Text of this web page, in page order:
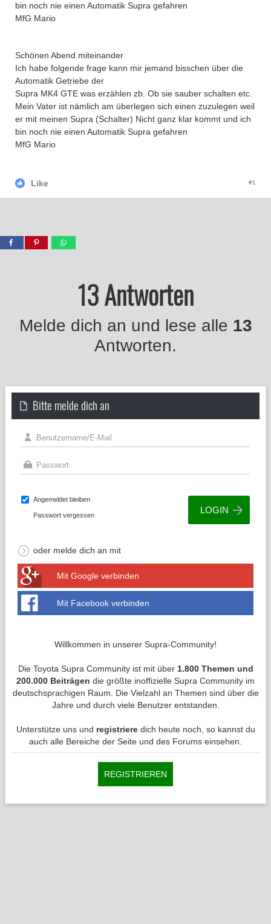
bin noch nie einen Automatik Supra gefahren
MfG Mario
Schönen Abend miteinander
Ich habe folgende frage kann mir jemand bisschen über die
Automatik Getriebe der
Supra MK4 GTE was erzählen zb. Ob sie sauber schalten etc.
Mein Vater ist nämlich am überlegen sich einen zuzulegen weil
er mit meinen Supra (Schalter) Nicht ganz klar kommt und ich
bin noch nie einen Automatik Supra gefahren
MfG Mario
Like #1
13 Antworten
Melde dich an und lese alle 13
Antworten.
Bitte melde dich an
Angemeldet bleiben
Passwort vergessen
oder melde dich an mit
Mit Google verbinden
Mit Facebook verbinden
Willkommen in unserer Supra-Community!
Die Toyota Supra Community ist mit über 1.800 Themen und
200.000 Beiträgen die größte inoffizielle Supra Community im
deutschsprachigen Raum. Die Vielzahl an Themen sind über die
Jahre und durch viele Benutzer entstanden.
Unterstütze uns und registrieredich heute noch, so kannst du
auch alle Bereiche der Seite und des Forums einsehen.
REGISTRIEREN